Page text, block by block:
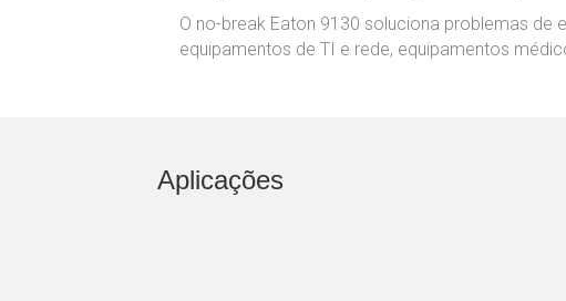
O no-break Eaton 9130 soluciona problemas
equipamentos de TI e rede, equipamentos
Aplicações